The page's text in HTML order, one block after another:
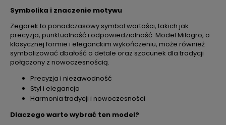
Symbolika i znaczenie motywu
Zegarek to ponadczasowy symbol wartości, takich jak
precyzja, punktualność i odpowiedzialność. Model Milagro, o
klasycznej formie i eleganckim wykończeniu, może również
symbolizować dbałość o detale oraz szacunek dla tradycji
połączony z nowoczesnością.
Precyzja i niezawodność
Styl i elegancja
Harmonia tradycji i nowoczesności
Dlaczego warto wybrać ten model?